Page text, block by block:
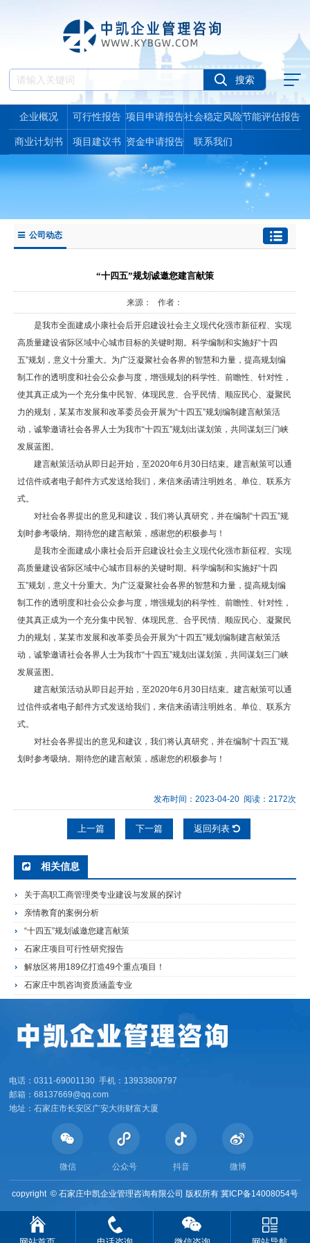
企业概况 可行性报告 项目申请报告社会稳定风险
报告
节能评估报告
商业计划书 项目建议书 资金申请报告 联系我们
公司动态
“十四五”规划诚邀您建言献策
来源： 作者：
是我市全面建成小康社会后开启建设社会主义现代化强市新征程、实现
高质量建设省际区域中心城市目标的关键时期。科学编制和实施好“十四
五”规划，意义十分重大。为广泛凝聚社会各界的智慧和力量，提高规划编
制工作的透明度和社会公众参与度，增强规划的科学性、前瞻性、针对性，
使其真正成为一个充分集中民智、体现民意、合乎民情、顺应民心、凝聚民
力的规划，某某市发展和改革委员会开展为“十四五”规划编制建言献策活
动，诚挚邀请社会各界人士为我市“十四五”规划出谋划策，共同谋划三门峡
发展蓝图。
建言献策活动从即日起开始，至2020年6月30日结束。建言献策可以通
过信件或者电子邮件方式发送给我们，来信来函请注明姓名、单位、联系方
式。
对社会各界提出的意见和建议，我们将认真研究，并在编制“十四五”规
划时参考吸纳。期待您的建言献策，感谢您的积极参与！
是我市全面建成小康社会后开启建设社会主义现代化强市新征程、实现
高质量建设省际区域中心城市目标的关键时期。科学编制和实施好“十四
五”规划，意义十分重大。为广泛凝聚社会各界的智慧和力量，提高规划编
制工作的透明度和社会公众参与度，增强规划的科学性、前瞻性、针对性，
使其真正成为一个充分集中民智、体现民意、合乎民情、顺应民心、凝聚民
力的规划，某某市发展和改革委员会开展为“十四五”规划编制建言献策活
动，诚挚邀请社会各界人士为我市“十四五”规划出谋划策，共同谋划三门峡
发展蓝图。
建言献策活动从即日起开始，至2020年6月30日结束。建言献策可以通
过信件或者电子邮件方式发送给我们，来信来函请注明姓名、单位、联系方
式。
对社会各界提出的意见和建议，我们将认真研究，并在编制“十四五”规
划时参考吸纳。期待您的建言献策，感谢您的积极参与！
发布时间：2023-04-20 阅读：2172次
上一篇 下一篇 返回列表
相关信息
关于高职工商管理类专业建设与发展的探讨
亲情教育的案例分析
“十四五”规划诚邀您建言献策
石家庄项目可行性研究报告
解放区将用189亿打造49个重点项目！
石家庄中凯咨询资质涵盖专业
电话：0311-69001130 手机：13933809797
邮箱：68137669@qq.com
地址：石家庄市长安区广安大街财富大厦
微信 公众号 抖音 微博
copyright © 石家庄中凯企业管理咨询有限公司 版权所有 冀ICP备14008054号